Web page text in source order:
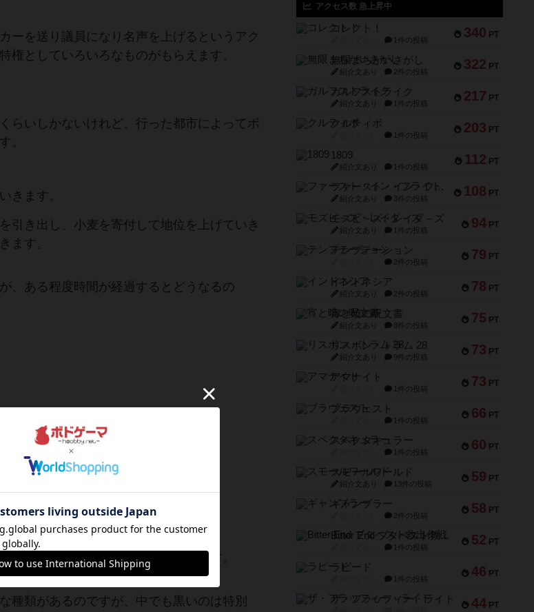
ーを送り議員になり名声を上げるというアク
権としていろいろなものがもらえます。
らいしかないけれど、行った都市によってボ
。
きます。
引き出し、小麦を寄付して地位を上げていき
ます。
、ある程度時間が経過するとどうなるの
ュールでしょ？
史に名前を刻めたりします。
ます。
終了になり得点が高い人が勝利します。
種類があるのですが、中でも黒いのは特別
アクセス数 急上昇中
340 PT
コレクト！
1件の投稿
322 PT
無限まちがいさがし
紹介文あり 2件の投稿
217 PT
ガルフストライク
紹介文あり 1件の投稿
203 PT
クルティボ
1件の投稿
112 PT
1809
紹介文あり 1件の投稿
108 PT
ファースト・イン・フライト
紹介文あり 3件の投稿
94 PT
モズビ－ズ・レイダ－ズ
紹介文あり 1件の投稿
79 PT
テンプテーション
2件の投稿
78 PT
インドネシア
紹介文あり 2件の投稿
75 PT
宵と暁の呪文書
紹介文あり 8件の投稿
73 PT
リスボン・トラム 28
紹介文あり 9件の投稿
73 PT
アマナイト
1件の投稿
66 PT
ブラヴェスト
1件の投稿
60 PT
スペクタキュラー
1件の投稿
59 PT
スモールワールド
紹介文あり 13件の投稿
58 PT
ギャンブラー
2件の投稿
52 PT
Bitter End ブタペスト救出作戦
1件の投稿
46 PT
ラピード
1件の投稿
44 PT
ザ・フラッフィー・ライト